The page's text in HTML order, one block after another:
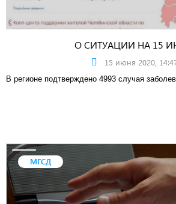
О СИТУАЦИИ НА 15
15 июня 2020,
В регионе подтверждено 4993 случая
МГСД